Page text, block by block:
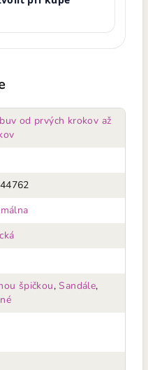
od prvých krokov až
špičkou,Sandále,